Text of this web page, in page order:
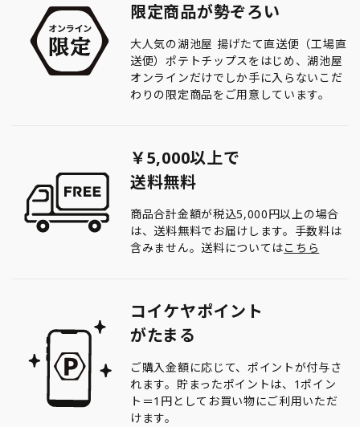
限定商品が勢ぞろい
大人気の湖池屋 揚げたて直送便（工場直
送便）ポテトチップスをはじめ、湖池屋
オンラインだけでしか手に入らないこだ
わりの限定商品をご用意しています。
￥5,000以上で
送料無料
商品合計金額が税込5,000円以上の場合
は、送料無料でお届けします。手数料は
含みません。送料についてはこちら
コイケヤポイント
がたまる
ご購入金額に応じて、ポイントが付与さ
れます。貯まったポイントは、1ポイン
ト＝1円としてお買い物にご利用いただ
けます。